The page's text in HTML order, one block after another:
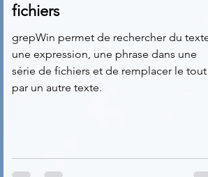
sociaux
fichiers
grepWin permet de rechercher du
une expression, une phrase dans une
série de fichiers et de remplacer le tout
par un autre texte.